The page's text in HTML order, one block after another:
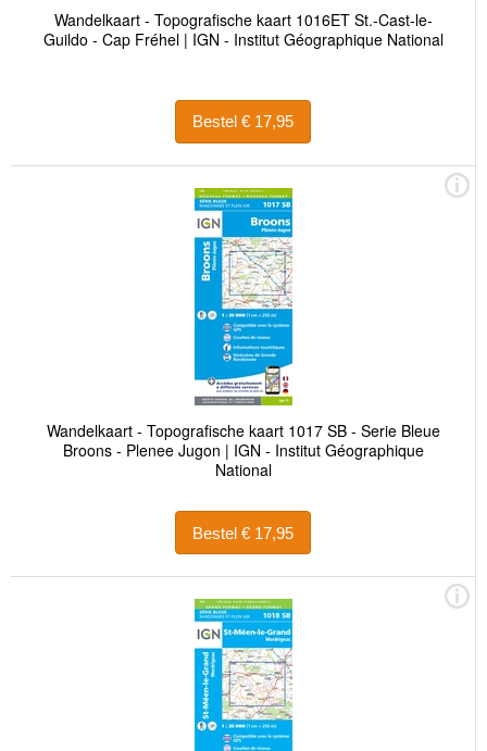
Wandelkaart - Topografische kaart 1016ET St.-Cast-le-
Guildo - Cap Fréhel | IGN - Institut Géographique National
Bestel € 17,95
Wandelkaart - Topografische kaart 1017 SB - Serie Bleue
Broons - Plenee Jugon | IGN - Institut Géographique
National
Bestel € 17,95